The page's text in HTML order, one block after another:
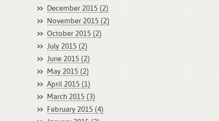
December 2015 (2)
November 2015 (2)
October 2015 (2)
July 2015 (2)
June 2015 (2)
May 2015 (2)
April 2015 (1)
March 2015 (3)
February 2015 (4)